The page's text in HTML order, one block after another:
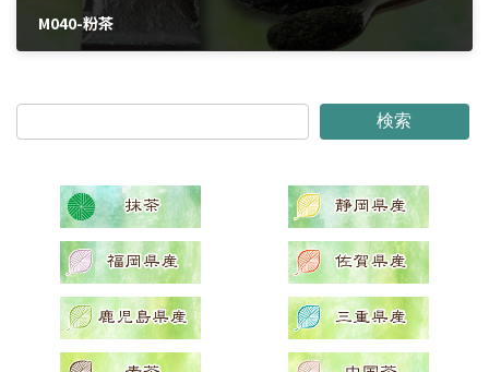
M040-粉茶
検索